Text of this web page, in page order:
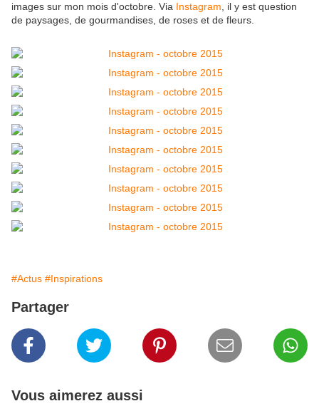
images sur mon mois d'octobre. Via Instagram , il y est question
de paysages, de gourmandises, de roses et de fleurs.
#Actus #Inspirations
Partager
Vous aimerez aussi